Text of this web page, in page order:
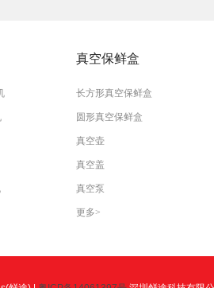
真空保鲜盒
长方形真空保鲜盒
圆形真空保鲜盒
真空壶
真空盖
真空泵
更多>